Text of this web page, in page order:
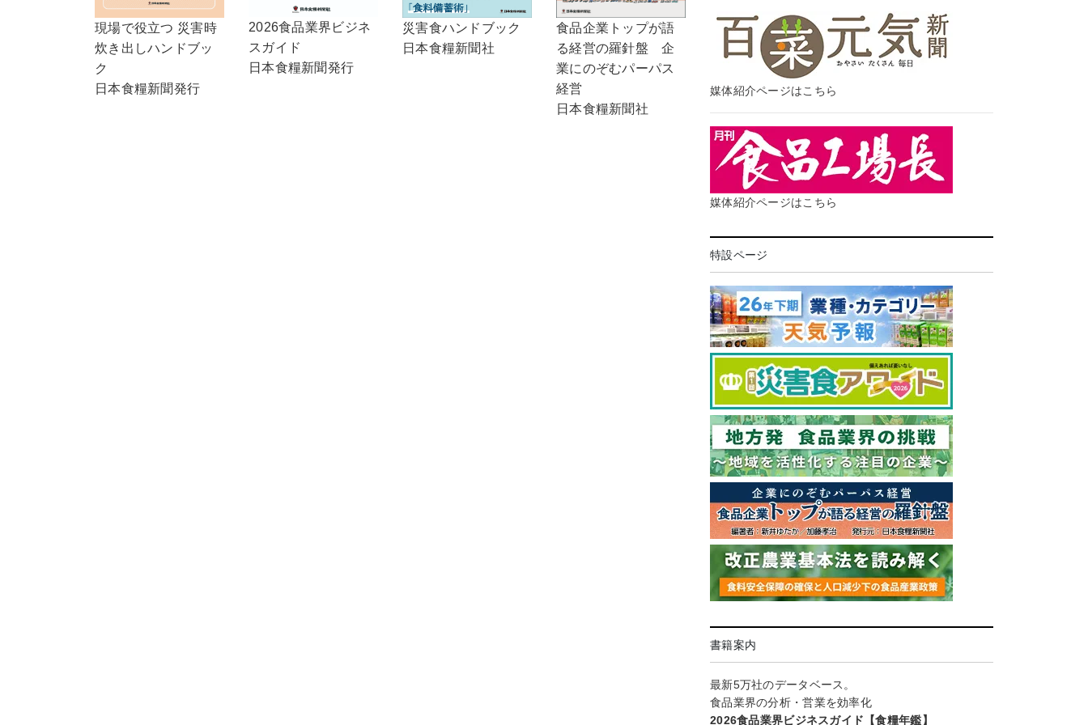
現場で役立つ 災害時
炊き出しハンドブッ
ク
日本食糧新聞発行
2026食品業界ビジネ
スガイド
日本食糧新聞発行
災害食ハンドブック
日本食糧新聞社
食品企業トップが語
る経営の羅針盤 企
業にのぞむパーパス
経営
日本食糧新聞社
媒体紹介ページはこちら
媒体紹介ページはこちら
特設ページ
書籍案内
最新5万社のデータベース。
食品業界の分析・営業を効率化
2026食品業界ビジネスガイド【食糧年鑑】